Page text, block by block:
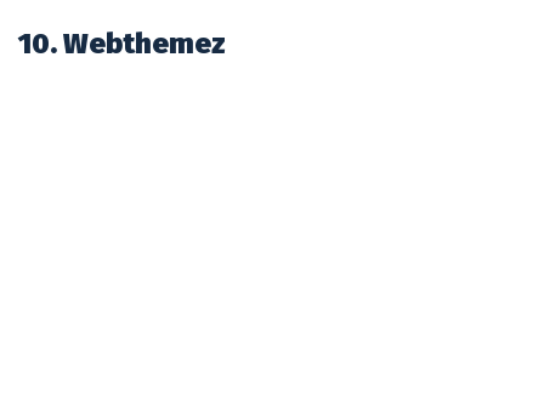
10. Webthemez